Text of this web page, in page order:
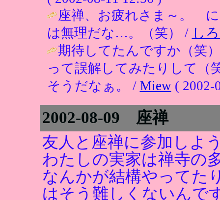
座禅、お疲れさま～。
は無理だな…。（笑） / し
期待してたんですか（笑
って誤解してみたりして（
そうだなぁ。 / Miew( 2002-
2002-08-09 座禅
友人と座禅に参加しよ
わたしの実家は禅寺の
なんかが結構やってた
はそう難しくないんで